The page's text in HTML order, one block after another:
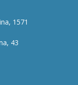
1571
43